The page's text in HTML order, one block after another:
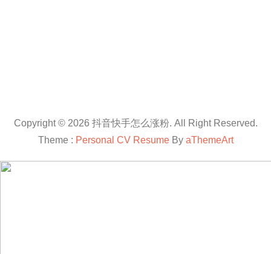
Copyright © 2026 抖音快手怎么涨粉. All Right Reserved.
Theme : Personal CV ResumeBy aThemeArt